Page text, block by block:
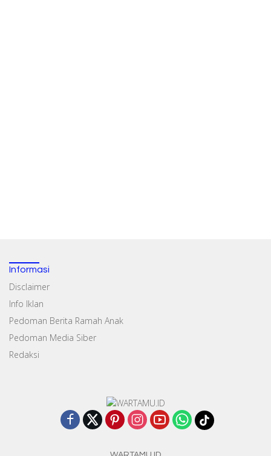
Informasi
Disclaimer
Info Iklan
Pedoman Berita Ramah Anak
Pedoman Media Siber
Redaksi